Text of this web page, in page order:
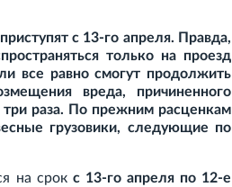
с 13-го апреля. Правда,
только на проезд
все равно смогут продолжить
вреда, причиненного
раза. По прежним расценкам
грузовики, следующие по
на срок с 13-го апреля по 12-е